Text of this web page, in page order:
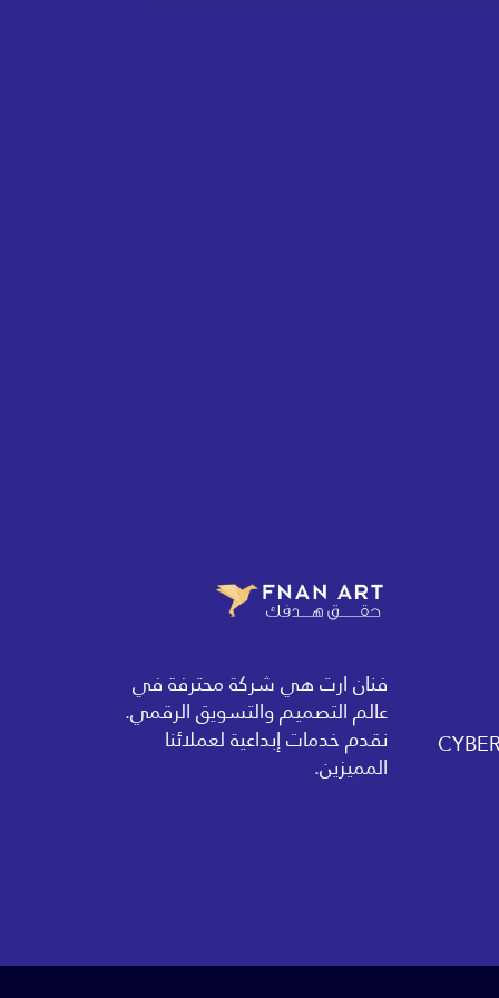
فنان ارت هي شركة محترفة في
عالم التصميم والتسويق الرقمي.
نقدم خدمات إبداعية لعملائنا
المميزين.